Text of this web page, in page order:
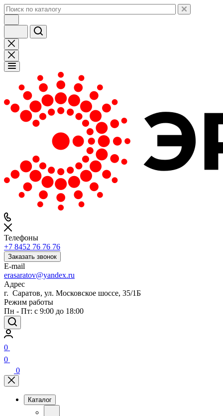
Телефоны
+7 8452 76 76 76
Заказать звонок
E-mail
erasaratov@yandex.ru
Адрес
г. Саратов, ул. Московское шоссе, 35/1Б
Режим работы
Пн - Пт: с 9:00 до 18:00
0
0
0
Каталог